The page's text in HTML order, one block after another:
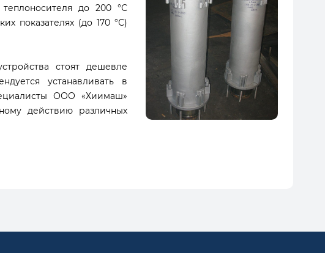
до 200 °С
показателях (до 170 °С)
стоят дешевле
устанавливать в
ООО «Хиимаш»
действию различных